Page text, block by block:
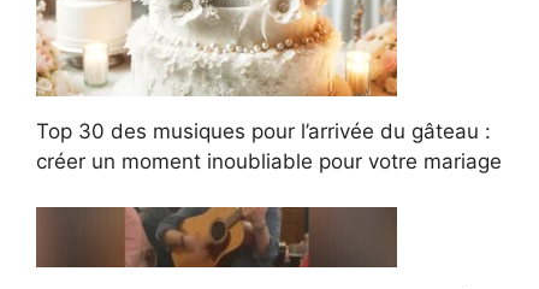
Top 30 des musiques pour l’arrivée du gâteau :
créer un moment inoubliable pour votre mariage